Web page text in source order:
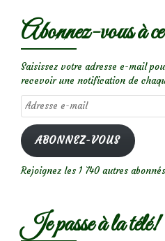
Abonnez-vous à
Saisissez votre adresse e-mail
recevoir une notification de
Adresse
e-
mail
ABONNEZ-VOUS
Rejoignez les 1 740 autres abonnés
Je passe à la télé!